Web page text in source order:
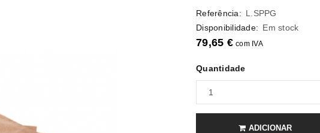
Referência: L.SPPG
Disponibilidade: Em stock
79,65 € com IVA
Quantidade
ADICIONAR